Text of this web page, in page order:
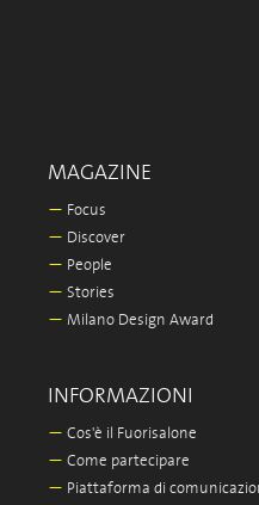
MAGAZINE
— Focus
— Discover
— People
— Stories
— Milano Design Award
INFORMAZIONI
— Cos'è il Fuorisalone
— Come partecipare
— Piattaforma di